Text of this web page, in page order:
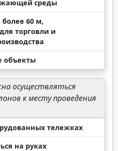
среды
60 м,
торговли и
объекты
осуществляться
к месту проведения
тележках
на руках